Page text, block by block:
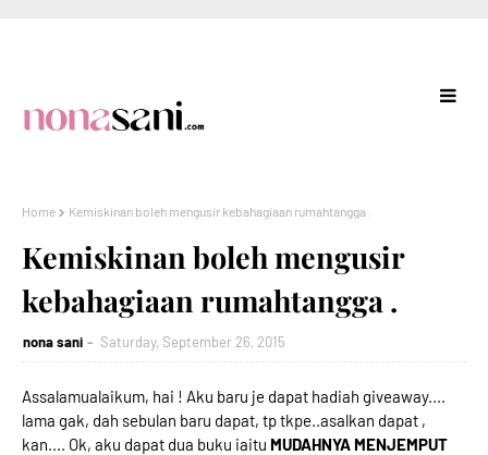
Home Kemiskinan boleh mengusir kebahagiaan rumahtangga .
Kemiskinan boleh mengusir
kebahagiaan rumahtangga .
nona sani Saturday, September 26, 2015
Assalamualaikum, hai ! Aku baru je dapat hadiah giveaway....
lama gak, dah sebulan baru dapat, tp tkpe..asalkan dapat ,
kan.... Ok, aku dapat dua buku iaitu MUDAHNYA MENJEMPUT